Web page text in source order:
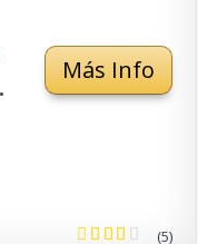
Más Info
(5)